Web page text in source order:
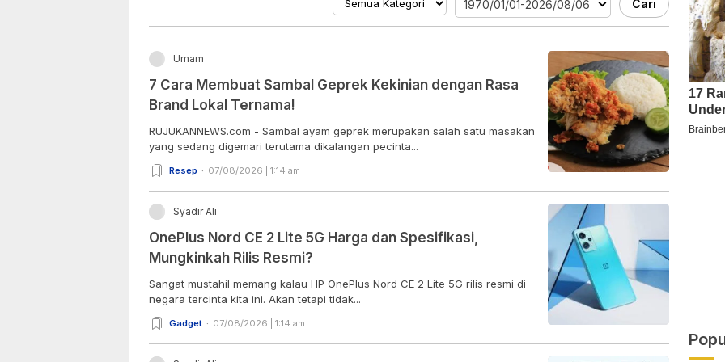
1970/01/01-2026/08/06 Cari
Umam
7 Cara Membuat Sambal Geprek Kekinian dengan Rasa
Brand Lokal Ternama!
RUJUKANNEWS.com - Sambal ayam geprek merupakan salah satu masakan
yang sedang digemari terutama dikalangan pecinta...
Resep 07/08/2026 | 1:14 am
Syadir Ali
OnePlus Nord CE 2 Lite 5G Harga dan Spesifikasi,
Mungkinkah Rilis Resmi?
Sangat mustahil memang kalau HP OnePlus Nord CE 2 Lite 5G rilis resmi di
negara tercinta kita ini. Akan tetapi tidak...
Gadget 07/08/2026 | 1:14 am